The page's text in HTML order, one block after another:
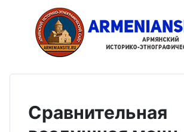
Сравнительная